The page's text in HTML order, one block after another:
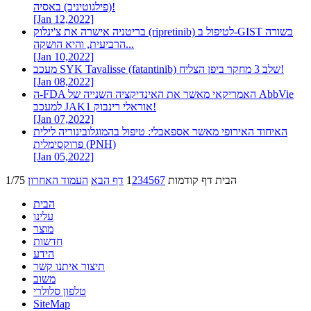
(פילגוטיניב) באסיה!
[Jan 12,2022]
בריטניה אישרה את צ'ינלוק (ripretinib) לטיפול ב-GIST בשורה
הרביעית, והיא הושקה...
[Jan 10,2022]
מעכב SYK Tavalisse (fatantinib) שלב 3 מחקר ביפן הצליח!
[Jan 08,2022]
ה-FDA האמריקאי מאשר את האינדיקציה השנייה של AbbVie
למעכב JAK1 אוראלי רינבוק!
[Jan 07,2022]
האיחוד האירופי מאשר אספאבלי: טיפול בהמוגלובינוריה לילית
פרוקסימלית (PNH)
[Jan 05,2022]
הבית דף קודמות 1 234567 דף הבא העמוד האחרון
הבית
עלינו
מוצר
חדשות
הידע
תיצור איתנו קשר
משוב
טלפון סלולרי
SiteMap